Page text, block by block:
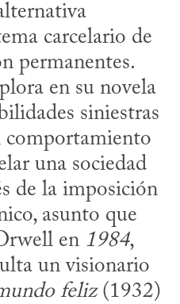
carcelario de
permanentes.
siniestras
comportamiento
una sociedad
de la imposición
asunto que
en 1984,
un visionario
feliz (1932)